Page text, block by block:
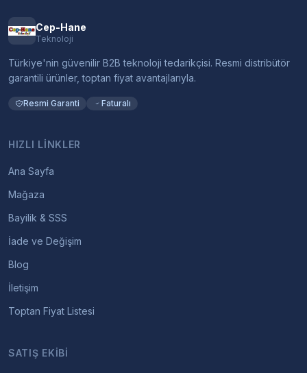
Cep-Hane
Teknoloji
Türkiye'nin güvenilir B2B teknoloji tedarikçisi. Resmi distribütör
garantili ürünler, toptan fiyat avantajlarıyla.
Resmi Garanti Faturalı
HIZLI LINKLER
Ana Sayfa
Mağaza
Bayilik & SSS
İade ve Değişim
Blog
İletişim
Toptan Fiyat Listesi
SATIŞ EKIBI